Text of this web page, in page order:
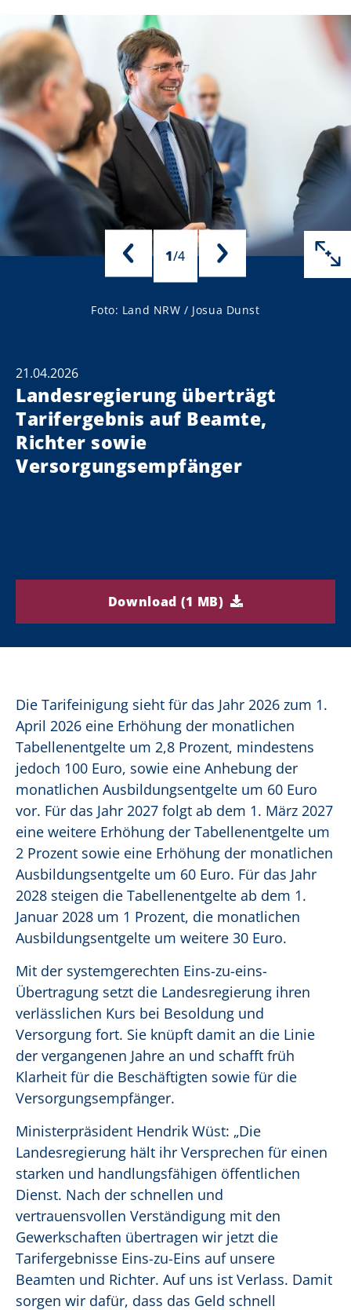
1/4
Foto: Land NRW / Josua Dunst
21.04.2026
Landesregierung überträgt
Tarifergebnis auf Beamte,
Richter sowie
Versorgungsempfänger
Download (1 MB)
Die Tarifeinigung sieht für das Jahr 2026 zum 1.
April 2026 eine Erhöhung der monatlichen
Tabellenentgelte um 2,8 Prozent, mindestens
jedoch 100 Euro, sowie eine Anhebung der
monatlichen Ausbildungsentgelte um 60 Euro
vor. Für das Jahr 2027 folgt ab dem 1. März 2027
eine weitere Erhöhung der Tabellenentgelte um
2 Prozent sowie eine Erhöhung der monatlichen
Ausbildungsentgelte um 60 Euro. Für das Jahr
2028 steigen die Tabellenentgelte ab dem 1.
Januar 2028 um 1 Prozent, die monatlichen
Ausbildungsentgelte um weitere 30 Euro.
Mit der systemgerechten Eins-zu-eins-
Übertragung setzt die Landesregierung ihren
verlässlichen Kurs bei Besoldung und
Versorgung fort. Sie knüpft damit an die Linie
der vergangenen Jahre an und schafft früh
Klarheit für die Beschäftigten sowie für die
Versorgungsempfänger.
Ministerpräsident Hendrik Wüst: „Die
Landesregierung hält ihr Versprechen für einen
starken und handlungsfähigen öffentlichen
Dienst. Nach der schnellen und
vertrauensvollen Verständigung mit den
Gewerkschaften übertragen wir jetzt die
Tarifergebnisse Eins-zu-Eins auf unsere
Beamten und Richter. Auf uns ist Verlass. Damit
sorgen wir dafür, dass das Geld schnell